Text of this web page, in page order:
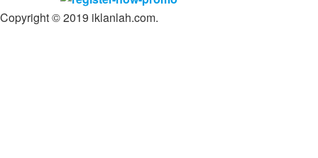
Copyright © 2019 iklanlah.com.